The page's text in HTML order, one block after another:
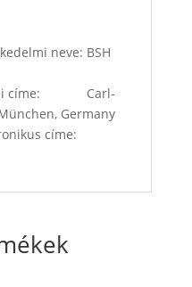
neve: BSH
címe: Carl-
Germany
címe: